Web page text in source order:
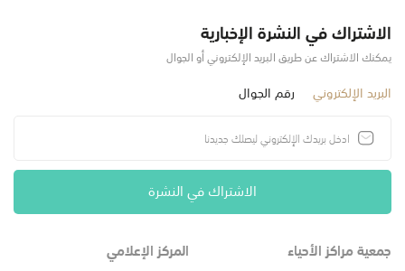
الاشتراك في النشرة الإخبارية
يمكنك الاشتراك عن طريق البريد الإلكتروني أو الجوال
البريد الإلكتروني رقم الجوال
الاشتراك في النشرة
جمعية مراكز الأحياء المركز الإعلامي